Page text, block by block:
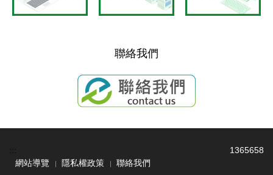
聯絡我們
1365658
:::
網站導覽
隱私權政策 聯絡我們